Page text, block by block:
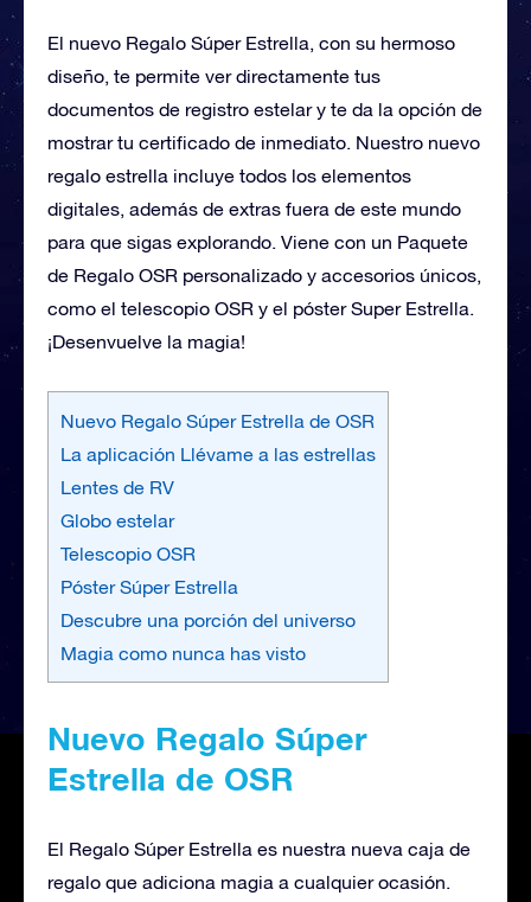
El nuevo Regalo Súper Estrella, con su hermoso
diseño, te permite ver directamente tus
documentos de registro estelar y te da la opción de
mostrar tu certificado de inmediato. Nuestro nuevo
regalo estrella incluye todos los elementos
digitales, además de extras fuera de este mundo
para que sigas explorando. Viene con un Paquete
de Regalo OSR personalizado y accesorios únicos,
como el telescopio OSR y el póster Super Estrella.
¡Desenvuelve la magia!
Nuevo Regalo Súper Estrella de OSR
La aplicación Llévame a las estrellas
Lentes de RV
Globo estelar
Telescopio OSR
Póster Súper Estrella
Descubre una porción del universo
Magia como nunca has visto
Nuevo Regalo Súper
Estrella de OSR
El Regalo Súper Estrella es nuestra nueva caja de
regalo que adiciona magia a cualquier ocasión.